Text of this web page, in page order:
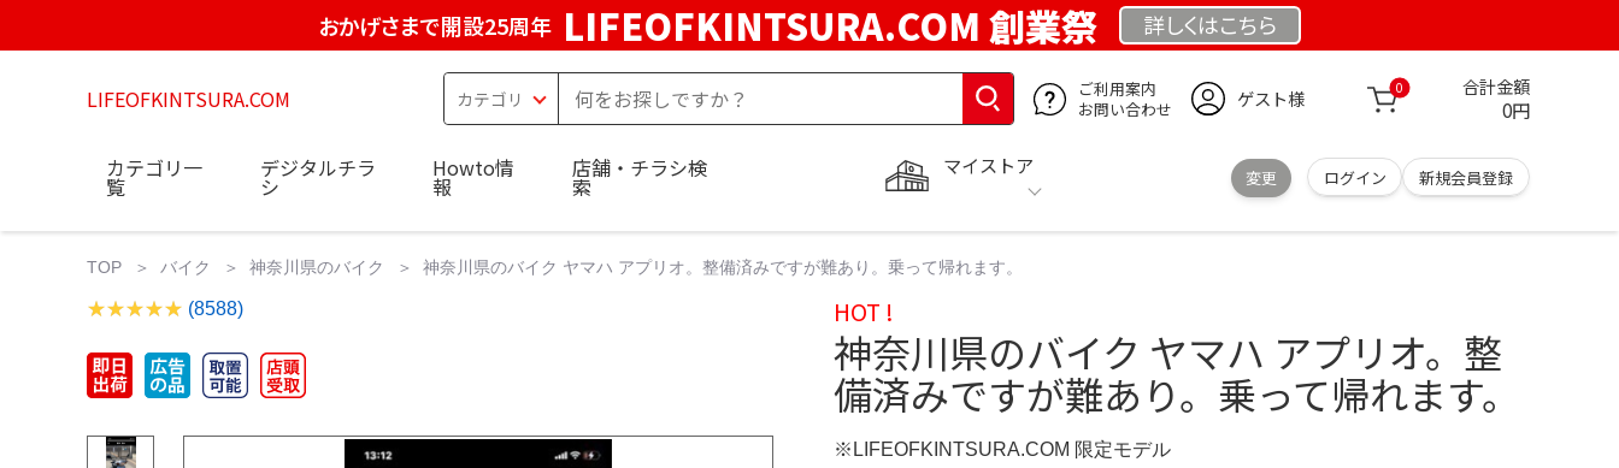
おかげさまで開設25周年 LIFEOFKINTSURA.COM 創業祭 詳しくはこちら
LIFEOFKINTSURA.COM
ご利用案内
お問い合わせ
ゲスト様 0 合計金額
0円
マイストア
変更 ログイン 新規会員登録
カテゴリ一
覧
デジタルチラ
シ
Howto情
報
店舗・チラシ検
索
TOP バイク 神奈川県のバイク 神奈川県のバイク ヤマハ アプリオ。整備済みですが難あり。乗って帰れます。
(8588) HOT !
神奈川県のバイク ヤマハ アプリオ。整
備済みですが難あり。乗って帰れます。
※LIFEOFKINTSURA.COM 限定モデル